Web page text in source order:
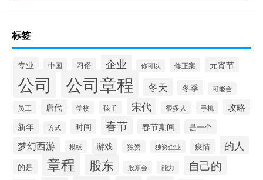
标签
专业 中国 习俗 企业 你可以 修正案 元宵节
公司 公司章程 冬天 冬季 可能会
员工 唐代 学校 孩子 宋代 很多人 手机 攻略
新年 方式 时间 春节 春节期间 是一个
梦幻西游 模板 游戏 独资 独资企业 疫情 的人
的是 章程 股东 股东会 能力 自己的